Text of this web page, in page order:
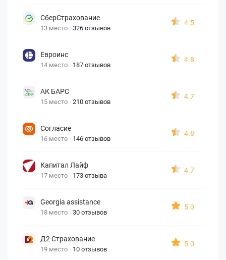
СберСтрахование
13 место 326 отзывов
4.5
Евроинс
14 место 187 отзывов
4.8
АК БАРС
15 место 210 отзывов
4.7
Согласие
16 место 146 отзывов
4.8
Капитал Лайф
17 место 173 отзыва
4.7
Georgia assistance
18 место 30 отзывов
5.0
Д2 Страхование
19 место 10 отзывов
5.0